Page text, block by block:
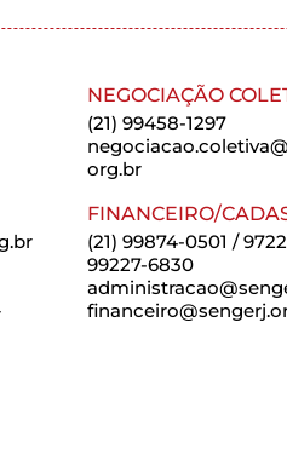
NEGOCIAÇÃO
(21) 99458-1297
org.br
FINANCEIRO/
(21) 99874-0501 /
99227-6830